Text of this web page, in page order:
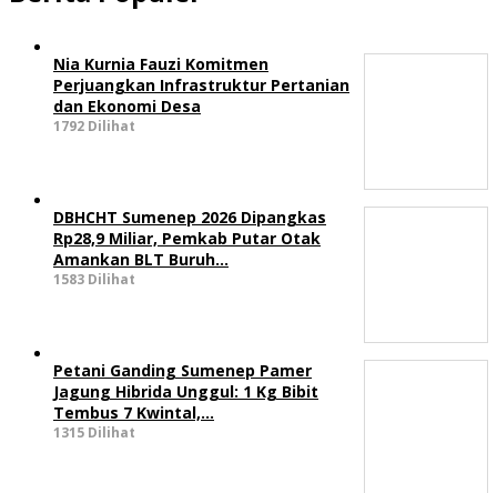
Nia Kurnia Fauzi Komitmen
Perjuangkan Infrastruktur Pertanian
dan Ekonomi Desa
1792 Dilihat
DBHCHT Sumenep 2026 Dipangkas
Rp28,9 Miliar, Pemkab Putar Otak
Amankan BLT Buruh…
1583 Dilihat
Petani Ganding Sumenep Pamer
Jagung Hibrida Unggul: 1 Kg Bibit
Tembus 7 Kwintal,…
1315 Dilihat